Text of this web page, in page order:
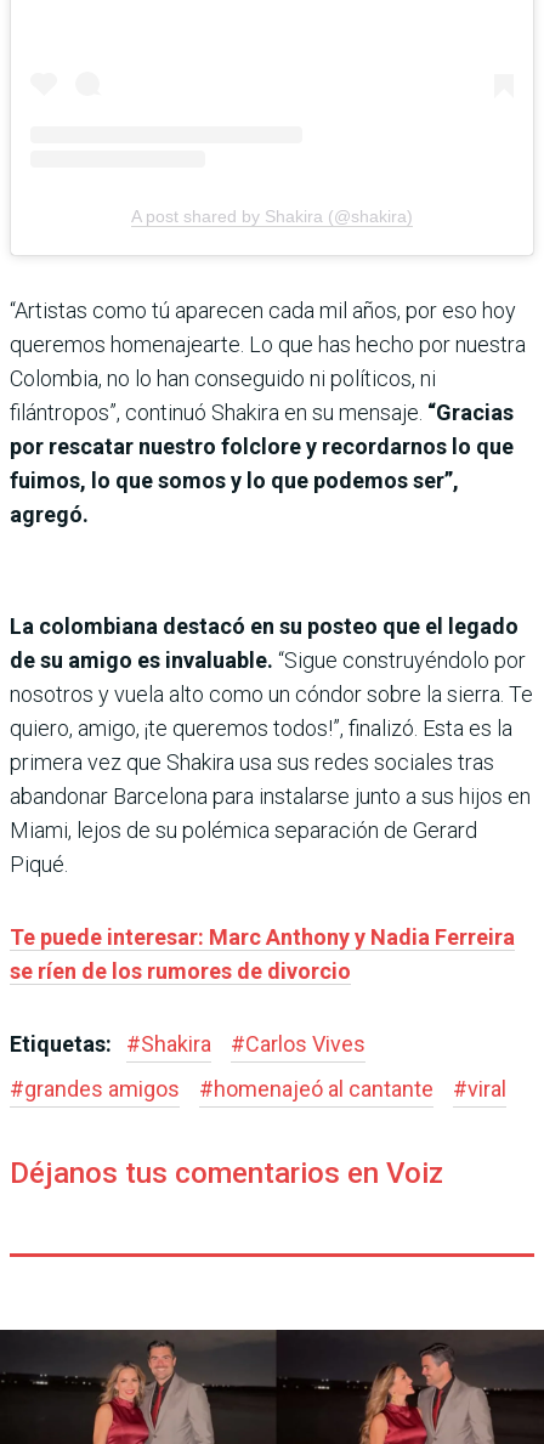
A post shared by Shakira (@shakira)
“Artistas como tú aparecen cada mil años, por eso hoy
queremos homenajearte. Lo que has hecho por nuestra
Colombia, no lo han conseguido ni políticos, ni
filántropos”, continuó Shakira en su mensaje. “Gracias
por rescatar nuestro folclore y recordarnos lo que
fuimos, lo que somos y lo que podemos ser”,
agregó.
La colombiana destacó en su posteo que el legado
de su amigo es invaluable. “Sigue construyéndolo por
nosotros y vuela alto como un cóndor sobre la sierra. Te
quiero, amigo, ¡te queremos todos!”, finalizó. Esta es la
primera vez que Shakira usa sus redes sociales tras
abandonar Barcelona para instalarse junto a sus hijos en
Miami, lejos de su polémica separación de Gerard
Piqué.
Te puede interesar: Marc Anthony y Nadia Ferreira
se ríen de los rumores de divorcio
Etiquetas: #Shakira #Carlos Vives
#grandes amigos #homenajeó al cantante #viral
Déjanos tus comentarios en Voiz